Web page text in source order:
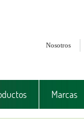
Nosotros
Marcas